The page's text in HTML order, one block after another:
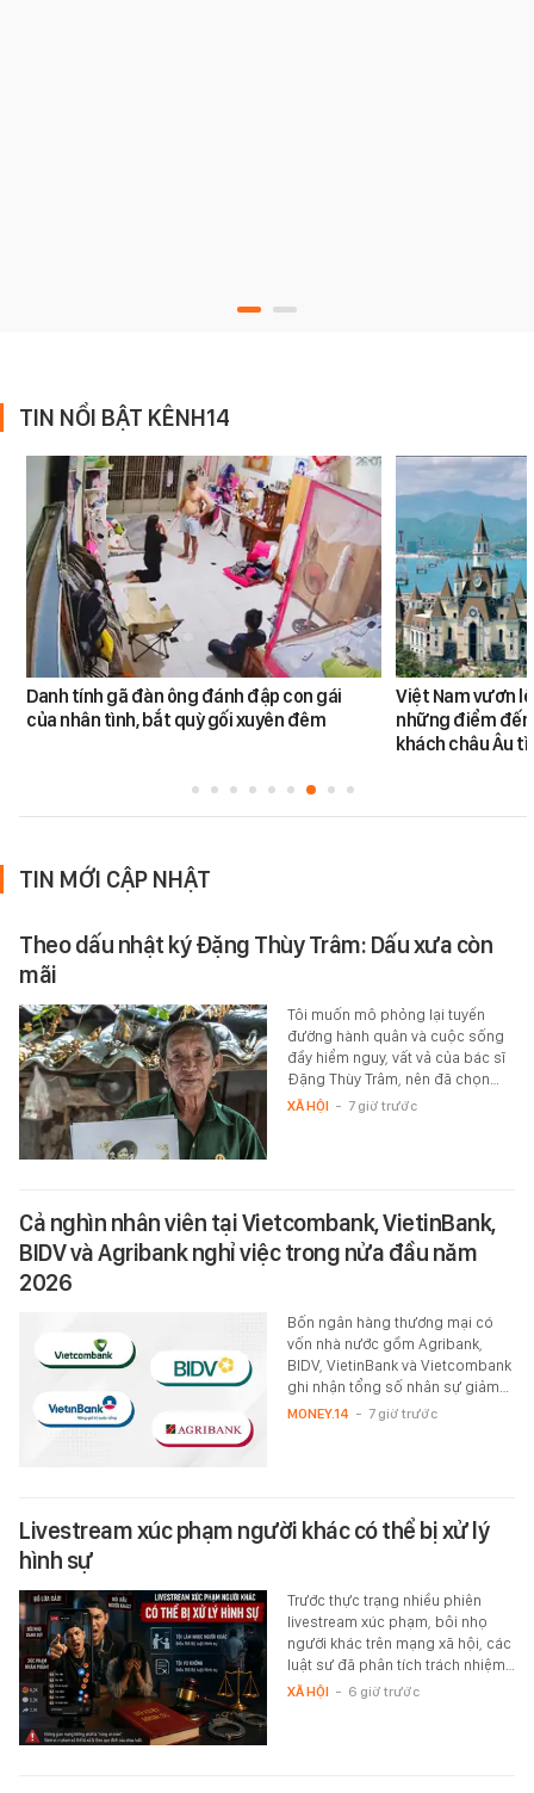
TIN NỔI BẬT KÊNH14
Danh tính gã đàn ông đánh đập con gái
của nhân tình, bắt quỳ gối xuyên đêm
Việt Nam vươn
những điểm
khách châu Âu
TIN MỚI CẬP NHẬT
Theo dấu nhật ký Đặng Thùy Trâm: Dấu xưa còn
mãi
Tôi muốn mô phỏng lại tuyến
đường hành quân và cuộc sống
đầy hiểm nguy, vất vả của bác sĩ
Đặng Thùy Trâm, nên đã chọn…
XÃ HỘI - 7 giờ trước
Cả nghìn nhân viên tại Vietcombank, VietinBank,
BIDV và Agribank nghỉ việc trong nửa đầu năm
2026
Bốn ngân hàng thương mại có
vốn nhà nước gồm Agribank,
BIDV, VietinBank và Vietcombank
ghi nhận tổng số nhân sự giảm…
MONEY.14 - 7 giờ trước
Livestream xúc phạm người khác có thể bị xử lý
hình sự
Trước thực trạng nhiều phiên
livestream xúc phạm, bôi nhọ
người khác trên mạng xã hội, các
luật sư đã phân tích trách nhiệm…
XÃ HỘI - 6 giờ trước